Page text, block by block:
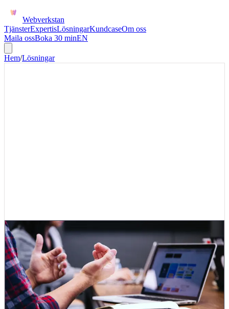
Webverkstan
TjänsterExpertisLösningarKundcaseOm oss
Maila ossBoka 30 minEN
Hem/Lösningar